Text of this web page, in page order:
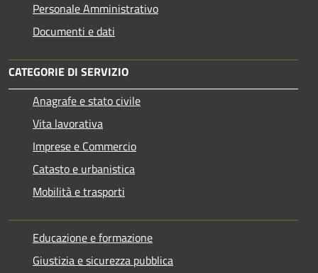
Personale Amministrativo
Documenti e dati
CATEGORIE DI SERVIZIO
Anagrafe e stato civile
Vita lavorativa
Imprese e Commercio
Catasto e urbanistica
Mobilità e trasporti
Educazione e formazione
Giustizia e sicurezza pubblica